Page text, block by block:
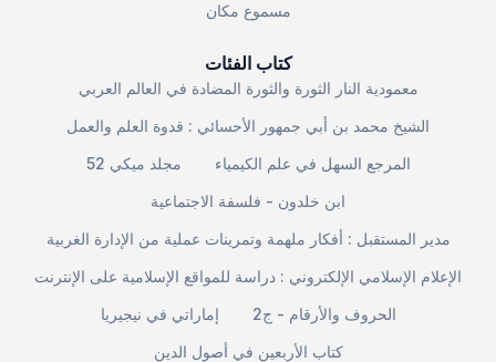
مسموع مكان
كتاب الفئات
معمودية النار الثورة والثورة المضادة في العالم العربي
الشيخ محمد بن أبي جمهور الأحسائي : قدوة العلم والعمل
مجلد ميكي 52
المرجع السهل في علم الكيمياء
ابن خلدون - فلسفة الاجتماعية
مدير المستقبل : أفكار ملهمة وتمرينات عملية من الإدارة الغربية
الإعلام الإسلامي الإلكتروني : دراسة للمواقع الإسلامية على الإنترنت
إماراتي في نيجيريا
الحروف والأرقام - ج2
كتاب الأربعين في أصول الدين